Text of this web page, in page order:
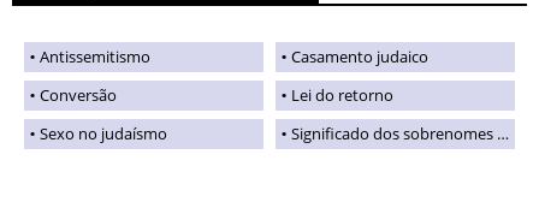
Antissemitismo
Casamento judaico
Conversão
Lei do retorno
Sexo no judaísmo
Significado dos sobrenomes judaicos